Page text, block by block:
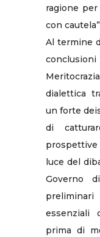
ragione
con
Al termine
dialettica
un forte
di
luce del
Governo
essenziali
prima di